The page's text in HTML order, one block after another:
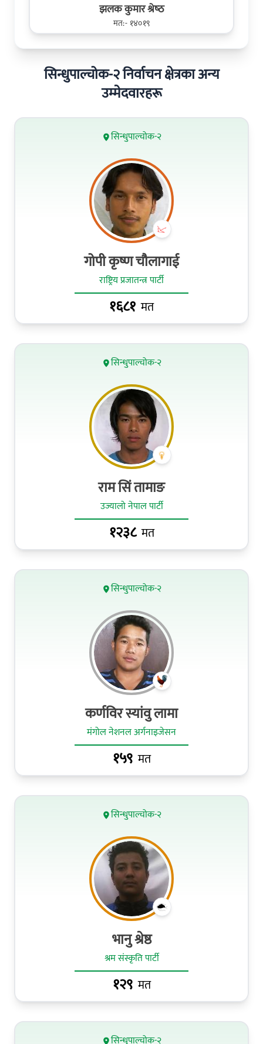
झलक कुमार श्रेष्‍ठ
मत:- १४०१९
सिन्धुपाल्चोक-२ निर्वाचन क्षेत्रका अन्य
उम्मेदवारहरू
सिन्धुपाल्चोक-२
गोपी कृष्ण चौलागाई
राष्ट्रिय प्रजातन्त्र पार्टी
१६८१ मत
सिन्धुपाल्चोक-२
राम सिं तामाङ
उज्यालो नेपाल पार्टी
१२३८मत
सिन्धुपाल्चोक-२
कर्णविर स्यांवु लामा
मंगोल नेशनल अर्गनाइजेसन
१५९ मत
सिन्धुपाल्चोक-२
भानु श्रेष्ठ
श्रम संस्कृति पार्टी
१२९ मत